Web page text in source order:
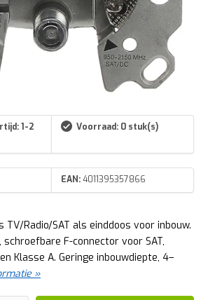
1-2
Voorraad: 0 stuk(s)
EAN:4011395357866
Radio/SAT als einddoos voor inbouw.
F-connector voor SAT,
Klasse A. Geringe inbouwdiepte, 4–
»